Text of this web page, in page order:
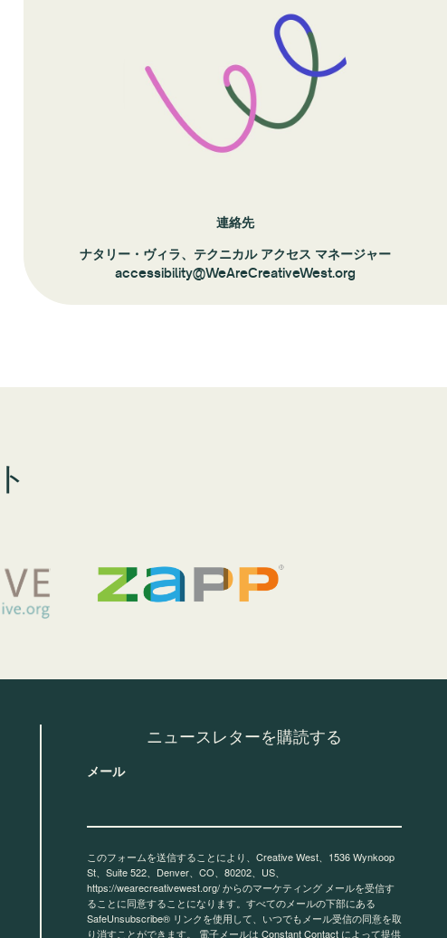
連絡先
ナタリー・ヴィラ、テクニカル アクセス マネージャー
accessibility@WeAreCreativeWest.org
ニュースレターを購読する
メール
このフォームを送信することにより、Creative West、1536 Wynkoop
St、Suite 522、Denver、CO、80202、US、
https://wearecreativewest.org/ からのマーケティング メールを受信す
ることに同意することになります。すべてのメールの下部にある
SafeUnsubscribe® リンクを使用して、いつでもメール受信の同意を取
り消すことができます。 電子メールは Constant Contact によって提供